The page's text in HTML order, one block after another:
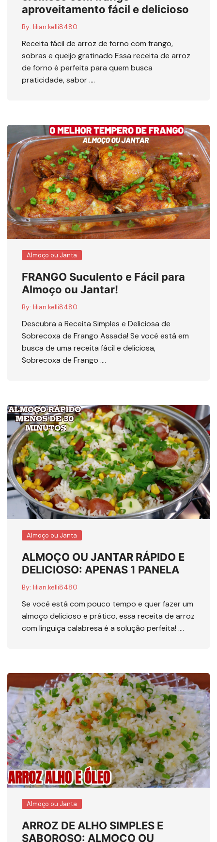
aproveitamento fácil e delicioso
By: lilian.kelli8480
Receita fácil de arroz de forno com frango,
sobras e queijo gratinado Essa receita de arroz
de forno é perfeita para quem busca
praticidade, sabor ….
Almoço ou Janta
FRANGO Suculento e Fácil para
Almoço ou Jantar!
By: lilian.kelli8480
Descubra a Receita Simples e Deliciosa de
Sobrecoxa de Frango Assada! Se você está em
busca de uma receita fácil e deliciosa,
Sobrecoxa de Frango ….
Almoço ou Janta
ALMOÇO OU JANTAR RÁPIDO E
DELICIOSO: APENAS 1 PANELA
By: lilian.kelli8480
Se você está com pouco tempo e quer fazer um
almoço delicioso e prático, essa receita de arroz
com linguiça calabresa é a solução perfeita! ….
Almoço ou Janta
ARROZ DE ALHO SIMPLES E
SABOROSO: ALMOÇO OU